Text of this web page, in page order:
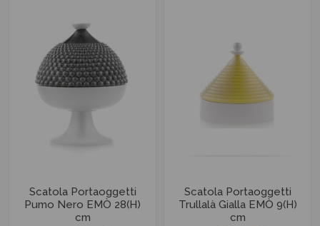
Scatola Portaoggetti
Pumo Nero EMÒ 28(H)
cm
Scatola Portaoggetti
Trullalà Gialla EMÒ 9(H)
cm